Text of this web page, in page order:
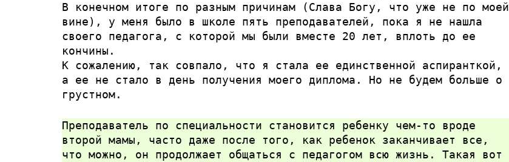
В конечном итоге по разным причинам (Слава Богу, что уже не по моей
вине), у меня было в школе пять преподавателей, пока я не нашла
своего педагога, с которой мы были вместе 20 лет, вплоть до ее
кончины.
К сожалению, так совпало, что я стала ее единственной аспиранткой,
а ее не стало в день получения моего диплома. Но не будем больше о
грустном.
Преподаватель по специальности становится ребенку чем-то вроде
второй мамы, часто даже после того, как ребенок заканчивает все,
что можно, он продолжает общаться с педагогом всю жизнь. Такая вот